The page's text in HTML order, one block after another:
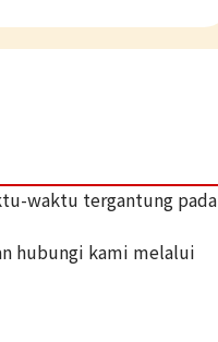
waktu tergantung pada
hubungi kami melalui